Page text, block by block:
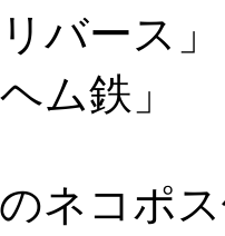
リバース
ム鉄」
のネコポ